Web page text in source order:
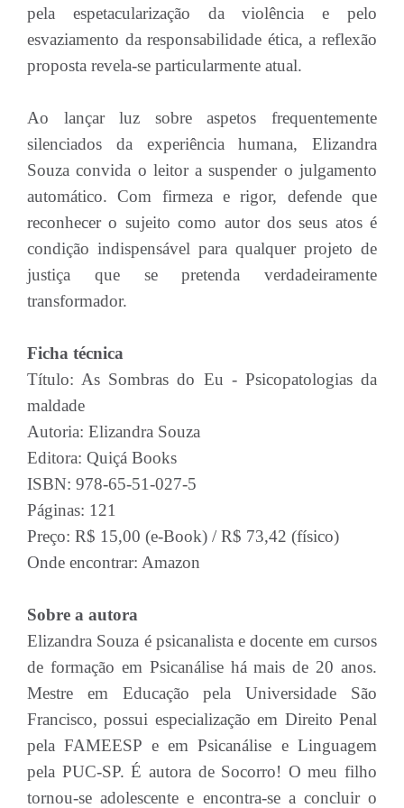
pela espetacularização da violência e pelo
esvaziamento da responsabilidade ética, a reflexão
proposta revela-se particularmente atual.
Ao lançar luz sobre aspetos frequentemente
silenciados da experiência humana, Elizandra
Souza convida o leitor a suspender o julgamento
automático. Com firmeza e rigor, defende que
reconhecer o sujeito como autor dos seus atos é
condição indispensável para qualquer projeto de
justiça que se pretenda verdadeiramente
transformador.
Ficha técnica
Título: As Sombras do Eu - Psicopatologias da
maldade
Autoria: Elizandra Souza
Editora: Quiçá Books
ISBN: 978-65-51-027-5
Páginas: 121
Preço: R$ 15,00 (e-Book) / R$ 73,42 (físico)
Onde encontrar: Amazon
Sobre a autora
Elizandra Souza é psicanalista e docente em cursos
de formação em Psicanálise há mais de 20 anos.
Mestre em Educação pela Universidade São
Francisco, possui especialização em Direito Penal
pela FAMEESP e em Psicanálise e Linguagem
pela PUC-SP. É autora de Socorro! O meu filho
tornou-se adolescente e encontra-se a concluir o